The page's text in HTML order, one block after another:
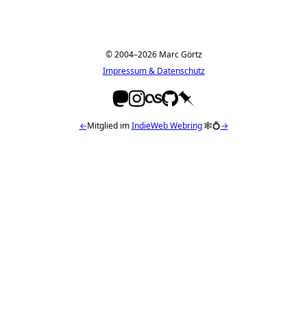
© 2004–2026 Marc Görtz
Impressum & Datenschutz
←Mitglied imIndieWeb Webring🕸💍→